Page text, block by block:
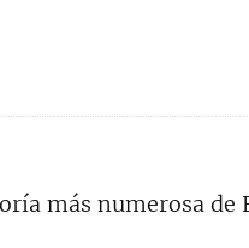
más numerosa de